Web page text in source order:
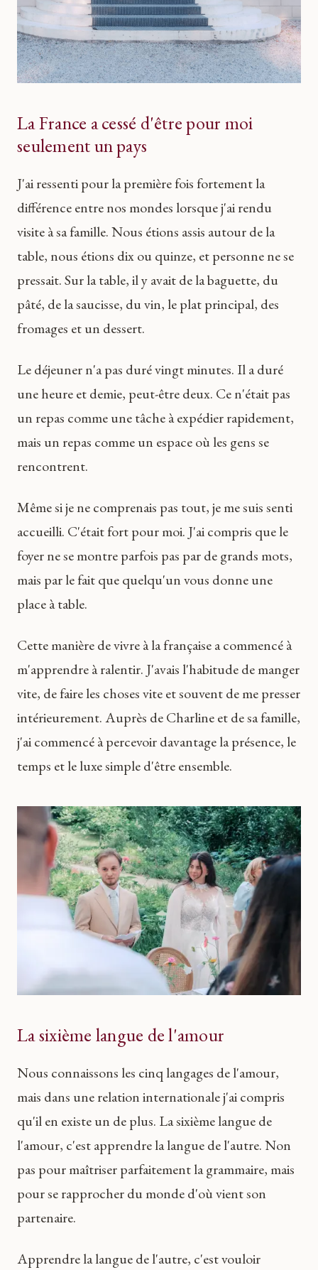
La France a cessé d'être pour moi
seulement un pays
J'ai ressenti pour la première fois fortement la
différence entre nos mondes lorsque j'ai rendu
visite à sa famille. Nous étions assis autour de la
table, nous étions dix ou quinze, et personne ne se
pressait. Sur la table, il y avait de la baguette, du
pâté, de la saucisse, du vin, le plat principal, des
fromages et un dessert.
Le déjeuner n'a pas duré vingt minutes. Il a duré
une heure et demie, peut-être deux. Ce n'était pas
un repas comme une tâche à expédier rapidement,
mais un repas comme un espace où les gens se
rencontrent.
Même si je ne comprenais pas tout, je me suis senti
accueilli. C'était fort pour moi. J'ai compris que le
foyer ne se montre parfois pas par de grands mots,
mais par le fait que quelqu'un vous donne une
place à table.
Cette manière de vivre à la française a commencé à
m'apprendre à ralentir. J'avais l'habitude de manger
vite, de faire les choses vite et souvent de me presser
intérieurement. Auprès de Charline et de sa famille,
j'ai commencé à percevoir davantage la présence, le
temps et le luxe simple d'être ensemble.
La sixième langue de l'amour
Nous connaissons les cinq langages de l'amour,
mais dans une relation internationale j'ai compris
qu'il en existe un de plus. La sixième langue de
l'amour, c'est apprendre la langue de l'autre. Non
pas pour maîtriser parfaitement la grammaire, mais
pour se rapprocher du monde d'où vient son
partenaire.
Apprendre la langue de l'autre, c'est vouloir